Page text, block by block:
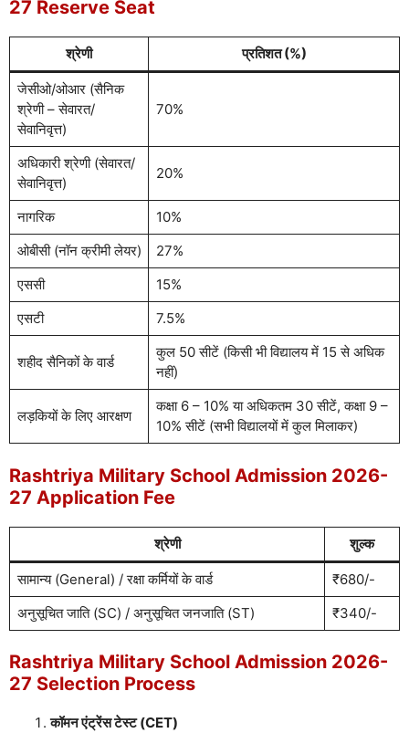
27 Reserve Seat
श्रेणी प्रतिशत (%)
जेसीओ/ओआर (सैनिक
श्रेणी – सेवारत/
सेवानिवृत्त)
70%
अधिकारी श्रेणी (सेवारत/
सेवानिवृत्त)
20%
नागरिक
10%
ओबीसी (नॉन क्रीमी लेयर)
27%
एससी
15%
एसटी
7.5%
शहीद सैनिकों के वार्ड
कुल 50 सीटें (किसी भी विद्यालय में 15 से अधिक
नहीं)
लड़कियों के लिए आरक्षण
कक्षा 6 – 10% या अधिकतम 30 सीटें, कक्षा 9 –
10% सीटें (सभी विद्यालयों में कुल मिलाकर)
Rashtriya Military School Admission 2026-
27 Application Fee
श्रेणी शुल्क
सामान्य (General) / रक्षा कर्मियों के वार्ड
₹680/-
अनुसूचित जाति (SC) / अनुसूचित जनजाति (ST)
₹340/-
Rashtriya Military School Admission 2026-
27 Selection Process
कॉमन एंट्रेंस टेस्ट (CET)